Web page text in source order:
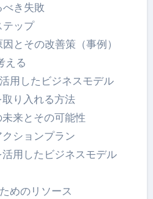
き失敗
テップ
とその改善策（事例）
える
用したビジネスモデル
り入れる方法
来とその可能性
ションプラン
用したビジネスモデル
めのリソース